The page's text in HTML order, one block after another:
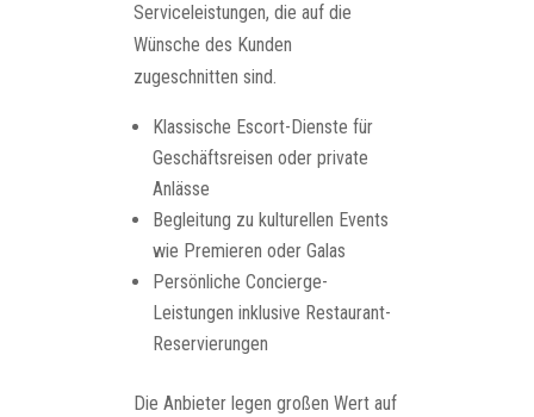
Serviceleistungen, die auf die
Wünsche des Kunden
zugeschnitten sind.
Klassische Escort-Dienste für
Geschäftsreisen oder private
Anlässe
Begleitung zu kulturellen Events
wie Premieren oder Galas
Persönliche Concierge-
Leistungen inklusive Restaurant-
Reservierungen
Die Anbieter legen großen Wert auf